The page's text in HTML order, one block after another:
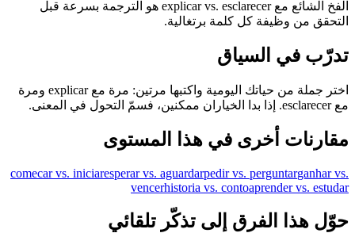
الفخ الشائع مع explicar vs. esclarecer هو الترجمة بسرعة قبل
التحقق من وظيفة كل كلمة برتغالية.
تدرّب في السياق
اختر جملة من حياتك اليومية واكتبها مرتين: مرة مع explicar ومرة
مع esclarecer. إذا بدا الخياران ممكنين، فسمّ التحول في المعنى.
مقارنات أخرى في هذا المستوى
comecar vs. iniciaresperar vs. aguardarpedir vs. perguntarganhar vs.
vencerhistoria vs. contoaprender vs. estudar
حوّل هذا الفرق إلى تذكّر تلقائي